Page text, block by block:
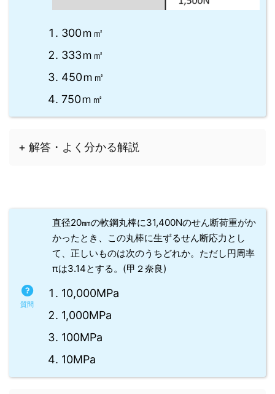
300ｍ㎡
333ｍ㎡
450ｍ㎡
750ｍ㎡
+ 解答・よく分かる解説
直径20㎜の軟鋼丸棒に31,400Nのせん断荷重がか
かったとき、この丸棒に生ずるせん断応力とし
て、正しいものは次のうちどれか。ただし円周率
πは3.14とする。(甲２奈良)
10,000MPa
1,000MPa
100MPa
10MPa